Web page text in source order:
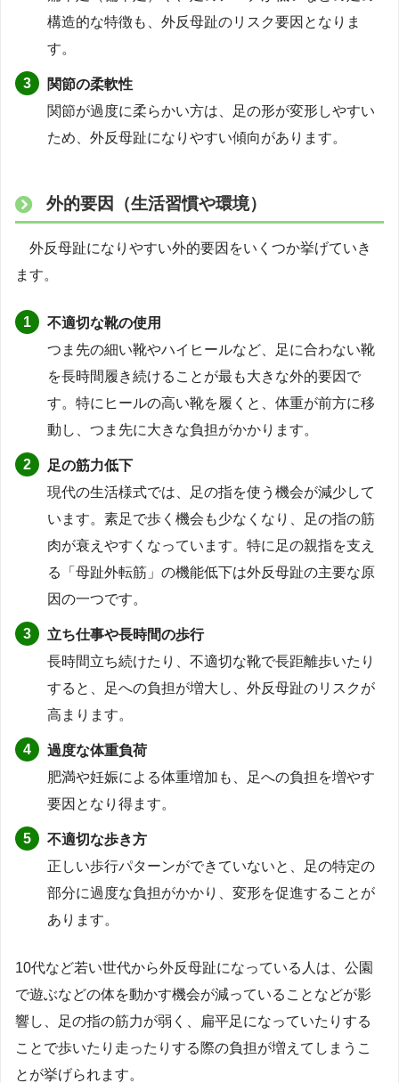
構造的な特徴も、外反母趾のリスク要因となりま
す。
関節の柔軟性
関節が過度に柔らかい方は、足の形が変形しやすい
ため、外反母趾になりやすい傾向があります。
外的要因（生活習慣や環境）
外反母趾になりやすい外的要因をいくつか挙げていき
ます。
不適切な靴の使用
つま先の細い靴やハイヒールなど、足に合わない靴
を長時間履き続けることが最も大きな外的要因で
す。特にヒールの高い靴を履くと、体重が前方に移
動し、つま先に大きな負担がかかります。
足の筋力低下
現代の生活様式では、足の指を使う機会が減少して
います。素足で歩く機会も少なくなり、足の指の筋
肉が衰えやすくなっています。特に足の親指を支え
る「母趾外転筋」の機能低下は外反母趾の主要な原
因の一つです。
立ち仕事や長時間の歩行
長時間立ち続けたり、不適切な靴で長距離歩いたり
すると、足への負担が増大し、外反母趾のリスクが
高まります。
過度な体重負荷
肥満や妊娠による体重増加も、足への負担を増やす
要因となり得ます。
不適切な歩き方
正しい歩行パターンができていないと、足の特定の
部分に過度な負担がかかり、変形を促進することが
あります。
10代など若い世代から外反母趾になっている人は、公園
で遊ぶなどの体を動かす機会が減っていることなどが影
響し、足の指の筋力が弱く、扁平足になっていたりする
ことで歩いたり走ったりする際の負担が増えてしまうこ
とが挙げられます。